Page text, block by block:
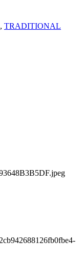
, TRADITIONAL